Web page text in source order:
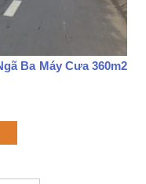
Ba Máy Cưa 360m2